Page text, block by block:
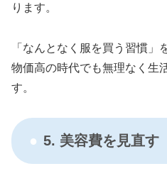
ります。
「なんとなく服を買う習慣」
物価高の時代でも無理なく生
す。
5. 美容費を見直す